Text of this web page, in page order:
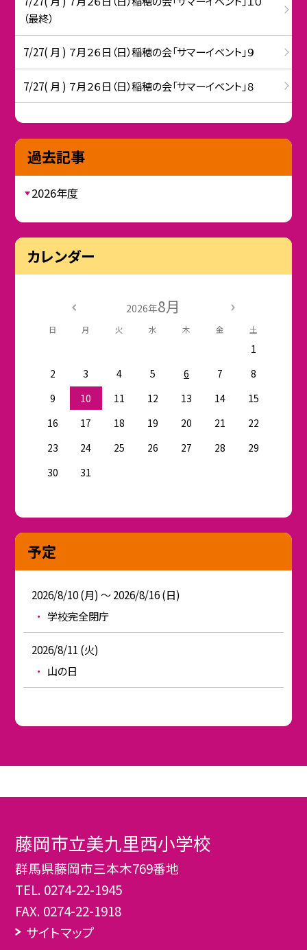
（最終）
7/27( 月 ) ７月２６日（日）稲穂の会「サマーイベント」９
7/27( 月 ) ７月２６日（日）稲穂の会「サマーイベント」８
過去記事
2026年度
カレンダー
2026年8月
日 月 火 水 木 金 土
1
2
3 4 5 6 7
8
9
10 11 12 13 14
15
16
17 18 19 20 21
22
23
24 25 26 27 28
29
30
31
予定
2026/8/10 (月) ～ 2026/8/16 (日)
学校完全閉庁
2026/8/11 (火)
山の日
藤岡市立美九里西小学校
群馬県藤岡市三本木769番地
TEL. 0274-22-1945
FAX. 0274-22-1918
サイトマップ